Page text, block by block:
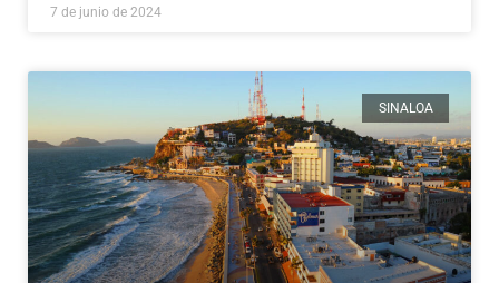
7 de junio de 2024
SINALOA